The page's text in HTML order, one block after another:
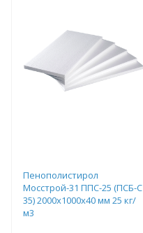
Пенополистирол
Мосстрой-31 ППС-25 (ПСБ-С
35) 2000х1000х40 мм 25 кг/
м3